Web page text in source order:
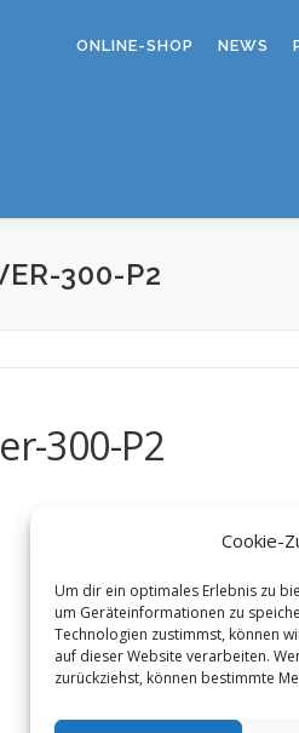
Cookie-
Um dir ein optimales Erlebnis zu
um Geräteinformationen zu
Technologien zustimmst, können
auf dieser Website verarbeiten.
zurückziehst, können bestimmte
ONLINE-SHOP NEWS
300-P2
300-P2